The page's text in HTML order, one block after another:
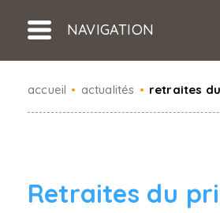
NAVIGATION
accueil • actualités • retraites
Retraites du